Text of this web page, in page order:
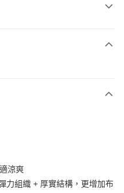
涼爽
力組織 + 厚實結構，更增加布